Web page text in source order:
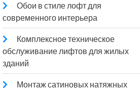
Обои в стиле лофт для
современного интерьера
Комплексное техническое
обслуживание лифтов для жилых
зданий
Монтаж сатиновых натяжных